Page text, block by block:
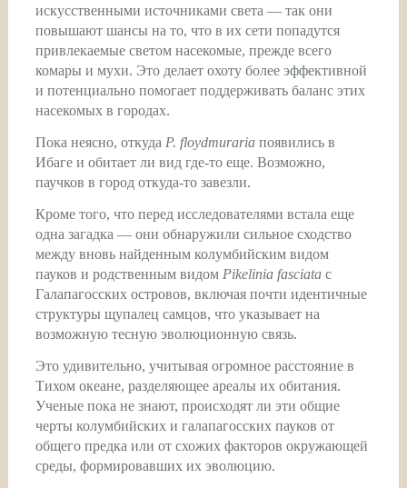
искусственными источниками света — так они
повышают шансы на то, что в их сети попадутся
привлекаемые светом насекомые, прежде всего
комары и мухи. Это делает охоту более эффективной
и потенциально помогает поддерживать баланс этих
насекомых в городах.
Пока неясно, откуда P. floydmurariaпоявились в
Ибаге и обитает ли вид где-то еще. Возможно,
паучков в город откуда-то завезли.
Кроме того, что перед исследователями встала еще
одна загадка — они обнаружили сильное сходство
между вновь найденным колумбийским видом
пауков и родственным видом Pikelinia fasciataс
Галапагосских островов, включая почти идентичные
структуры щупалец самцов, что указывает на
возможную тесную эволюционную связь.
Это удивительно, учитывая огромное расстояние в
Тихом океане, разделяющее ареалы их обитания.
Ученые пока не знают, происходят ли эти общие
черты колумбийских и галапагосских пауков от
общего предка или от схожих факторов окружающей
среды, формировавших их эволюцию.